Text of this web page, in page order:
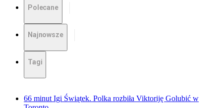
Polecane
Najnowsze
Tagi
66 minut Igi Świątek. Polka rozbiła Viktoriję Golubić w